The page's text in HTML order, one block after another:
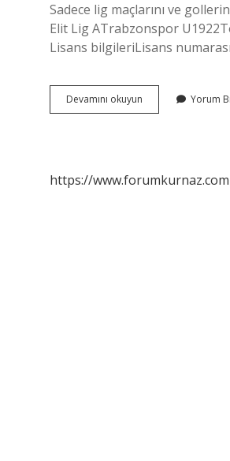
Sadece lig maçlarını ve
Elit Lig ATrabzonspor
Lisans bilgileriLisans
Devamını okuyun
Hangi
Yorum
https://www.forumkurnaz.com